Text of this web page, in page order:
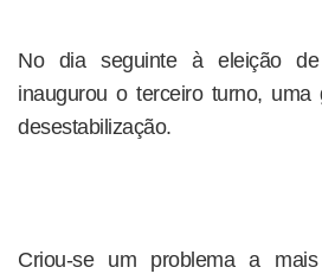
No dia seguinte à eleição
inaugurou o terceiro turno, uma
desestabilização.
Criou-se um problema a